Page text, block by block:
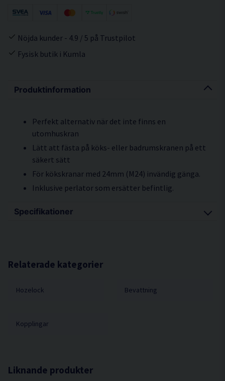
Produktinformation
Perfekt alternativ när det inte finns en
utomhuskran
Lätt att fästa på köks- eller badrumskranen på ett
säkert sätt
För kökskranar med 24mm (M24) invändig gänga.
Inklusive perlator som ersätter befintlig.
Specifikationer
Kranens plats Inomhus
Material Metall & Plast
Relaterade kategorier
Hozelock Bevattning
Kopplingar
Nöjda kunder - 4.9 / 5 på Trustpilot
Fysisk butik i Kumla
Liknande produkter